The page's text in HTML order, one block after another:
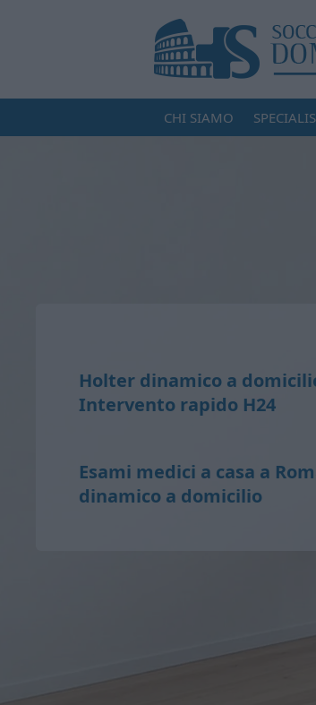
CHI SIAMO
Holter dinamico a
Intervento rapido H24
Esami medici a casa a
dinamico a domicilio